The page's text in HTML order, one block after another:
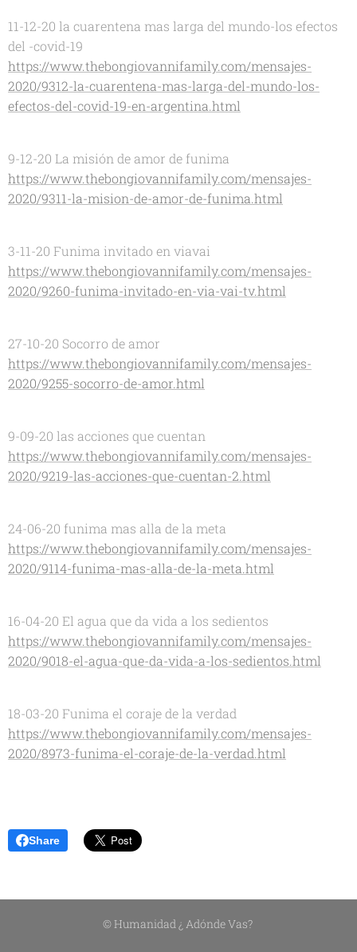
11-12-20 la cuarentena mas larga del mundo-los efectos
del -covid-19
https://www.thebongiovannifamily.com/mensajes-
2020/9312-la-cuarentena-mas-larga-del-mundo-los-
efectos-del-covid-19-en-argentina.html
9-12-20 La misión de amor de funima
https://www.thebongiovannifamily.com/mensajes-
2020/9311-la-mision-de-amor-de-funima.html
3-11-20 Funima invitado en viavai
https://www.thebongiovannifamily.com/mensajes-
2020/9260-funima-invitado-en-via-vai-tv.html
27-10-20 Socorro de amor
https://www.thebongiovannifamily.com/mensajes-
2020/9255-socorro-de-amor.html
9-09-20 las acciones que cuentan
https://www.thebongiovannifamily.com/mensajes-
2020/9219-las-acciones-que-cuentan-2.html
24-06-20 funima mas alla de la meta
https://www.thebongiovannifamily.com/mensajes-
2020/9114-funima-mas-alla-de-la-meta.html
16-04-20 El agua que da vida a los sedientos
https://www.thebongiovannifamily.com/mensajes-
2020/9018-el-agua-que-da-vida-a-los-sedientos.html
18-03-20 Funima el coraje de la verdad
https://www.thebongiovannifamily.com/mensajes-
2020/8973-funima-el-coraje-de-la-verdad.html
Share
© Humanidad ¿ Adónde Vas?